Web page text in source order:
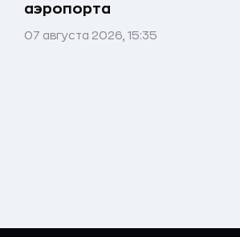
аэропорта
07 августа 2026, 15:35